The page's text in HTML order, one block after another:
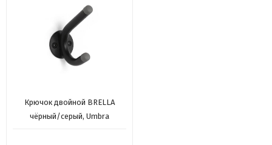
Крючок двойной BRELLA
чёрный/серый, Umbra